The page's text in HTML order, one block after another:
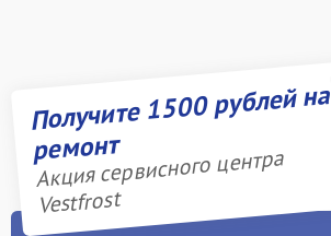
Получите 1500 рублей на
ремонт
Акция сервисного центра
Vestfrost